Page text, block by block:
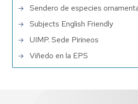
Sendero de especies
Subjects English Friendly
UIMP. Sede Pirineos
Viñedo en la EPS